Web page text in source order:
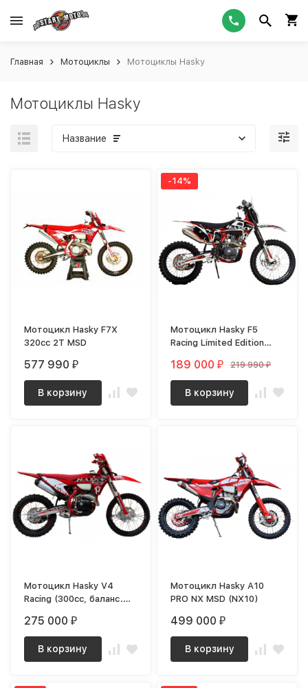
Главная Мотоциклы Мотоциклы Hasky
Мотоциклы Hasky
Название
Мотоцикл Hasky F7X
320cc 2T MSD
577 990₽
В корзину
-14%
Мотоцикл Hasky F5
Racing Limited Edition
189 000₽ 219 990₽
В корзину
Мотоцикл Hasky V4
Racing (300cc, баланс.
275 000₽
В корзину
Мотоцикл Hasky A10
PRO NX MSD (NX10)
499 000₽
В корзину